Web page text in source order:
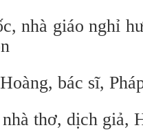
nhà giáo nghỉ
bác sĩ,
thơ, dịch giả,